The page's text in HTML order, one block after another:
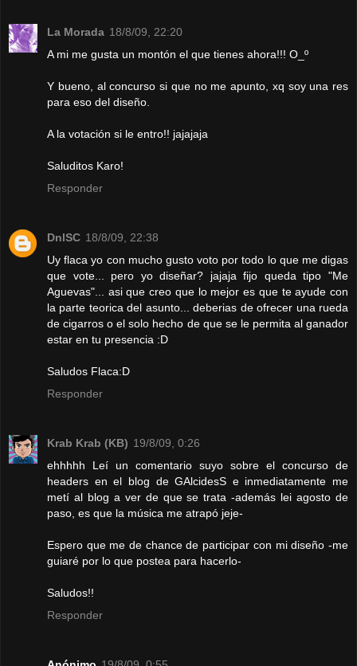
La Morada 18/8/09, 22:20
A mi me gusta un montón el que tienes ahora!!! O_º
Y bueno, al concurso si que no me apunto, xq soy una res
para eso del diseño.
A la votación si le entro!! jajajaja
Saluditos Karo!
Responder
DnlSC 18/8/09, 22:38
Uy flaca yo con mucho gusto voto por todo lo que me digas
que vote... pero yo diseñar? jajaja fijo queda tipo "Me
Aguevas"... asi que creo que lo mejor es que te ayude con
la parte teorica del asunto... deberias de ofrecer una rueda
de cigarros o el solo hecho de que se le permita al ganador
estar en tu presencia :D
Saludos Flaca:D
Responder
Krab Krab (KB) 19/8/09, 0:26
ehhhhh Leí un comentario suyo sobre el concurso de
headers en el blog de GAlcidesS e inmediatamente me
metí al blog a ver de que se trata -además lei agosto de
paso, es que la música me atrapó jeje-
Espero que me de chance de participar con mi diseño -me
guiaré por lo que postea para hacerlo-
Saludos!!
Responder